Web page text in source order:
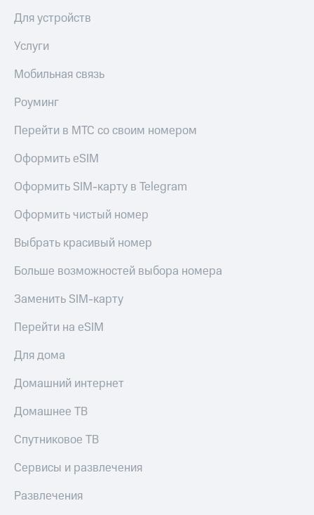
Для устройств
Услуги
Мобильная связь
Роуминг
Перейти в МТС со своим номером
Оформить eSIM
Оформить SIM-карту в Telegram
Оформить чистый номер
Выбрать красивый номер
Больше возможностей выбора номера
Заменить SIM-карту
Перейти на eSIM
Для дома
Домашний интернет
Домашнее ТВ
Спутниковое ТВ
Сервисы и развлечения
Развлечения